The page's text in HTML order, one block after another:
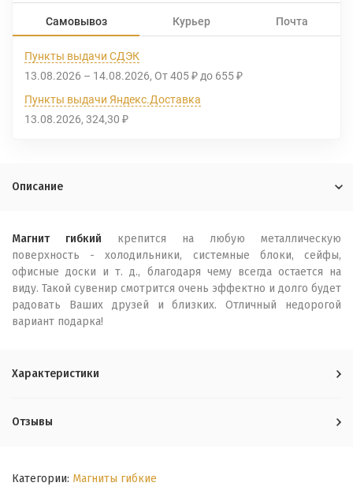
Самовывоз Курьер Почта
Пункты выдачи СДЭК
13.08.2026 – 14.08.2026 От 405 ₽ до 655 ₽
Пункты выдачи Яндекс.Доставка
13.08.2026 324,30 ₽
Описание
Магнит гибкий крепится на любую металлическую
поверхность - холодильники, системные блоки, сейфы,
офисные доски и т. д., благодаря чему всегда остается на
виду. Такой сувенир смотрится очень эффектно и долго будет
радовать Ваших друзей и близких. Отличный недорогой
вариант подарка!
Характеристики
Отзывы
Категории: Магниты гибкие